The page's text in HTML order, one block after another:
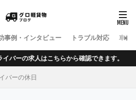
事例・インタビュー トラブル対応 車両
バーの求人はこちらから確認できます。
バーの休日